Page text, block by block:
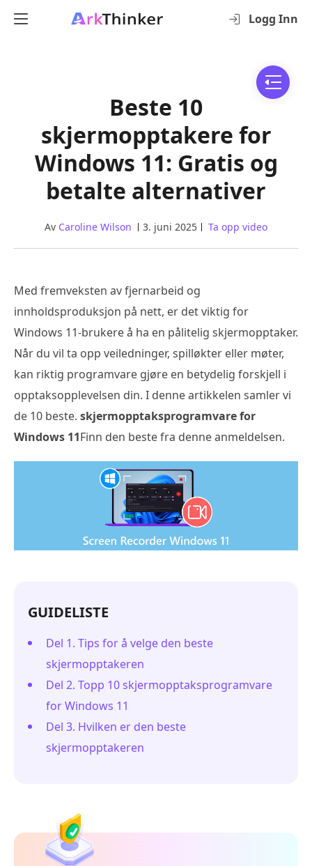
Logg Inn
Beste 10
skjermopptakere for
Windows 11: Gratis og
betalte alternativer
Av Caroline Wilson 3. juni 2025 Ta opp video
Med fremveksten av fjernarbeid og
innholdsproduksjon på nett, er det viktig for
Windows 11-brukere å ha en pålitelig skjermopptaker.
Når du vil ta opp veiledninger, spilløkter eller møter,
kan riktig programvare gjøre en betydelig forskjell i
opptaksopplevelsen din. I denne artikkelen samler vi
de 10 beste. skjermopptaksprogramvare for
Windows 11Finn den beste fra denne anmeldelsen.
GUIDELISTE
Del 1. Tips for å velge den beste
skjermopptakeren
Del 2. Topp 10 skjermopptaksprogramvare
for Windows 11
Del 3. Hvilken er den beste
skjermopptakeren